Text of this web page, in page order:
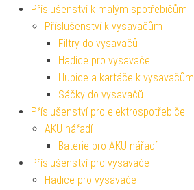
Příslušenství k malým spotřebičům
Příslušenství k vysavačům
Filtry do vysavačů
Hadice pro vysavače
Hubice a kartáče k vysavačům
Sáčky do vysavačů
Příslušenství pro elektrospotřebiče
AKU nářadí
Baterie pro AKU nářadí
Příslušenství pro vysavače
Hadice pro vysavače